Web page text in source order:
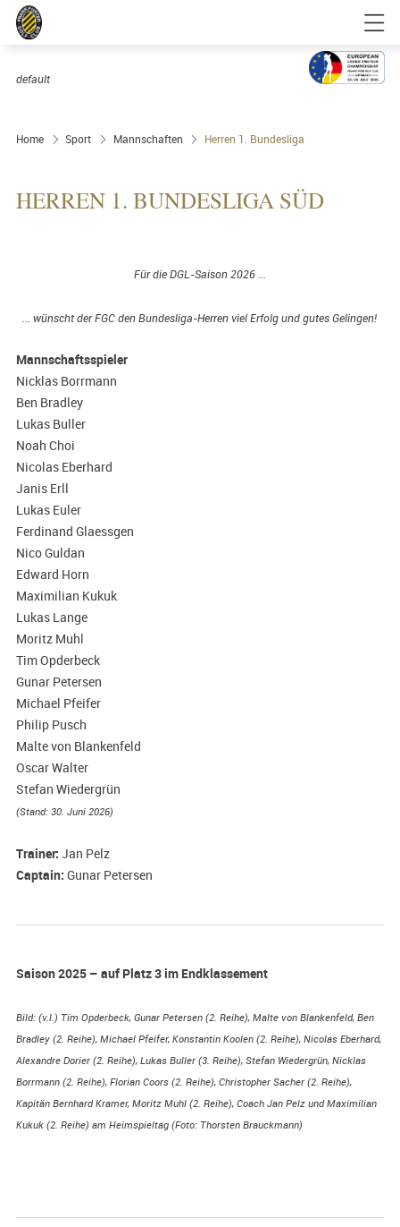
default
Home Sport Mannschaften Herren 1. Bundesliga
HERREN 1. BUNDESLIGA SÜD
Für die DGL-Saison 2026 ...
... wünscht der FGC den Bundesliga-Herren viel Erfolg und gutes Gelingen!
Mannschaftsspieler
Nicklas Borrmann
Ben Bradley
Lukas Buller
Noah Choi
Nicolas Eberhard
Janis Erll
Lukas Euler
Ferdinand Glaessgen
Nico Guldan
Edward Horn
Maximilian Kukuk
Lukas Lange
Moritz Muhl
Tim Opderbeck
Gunar Petersen
Michael Pfeifer
Philip Pusch
Malte von Blankenfeld
Oscar Walter
Stefan Wiedergrün
(Stand: 30. Juni 2026)
Trainer: Jan Pelz
Captain: Gunar Petersen
Saison 2025 – auf Platz 3 im Endklassement
Bild: (v.l.) Tim Opderbeck, Gunar Petersen (2. Reihe), Malte von Blankenfeld, Ben
Bradley (2. Reihe), Michael Pfeifer, Konstantin Koolen (2. Reihe), Nicolas Eberhard,
Alexandre Dorier (2. Reihe), Lukas Buller (3. Reihe), Stefan Wiedergrün, Nicklas
Borrmann (2. Reihe), Florian Coors (2. Reihe), Christopher Sacher (2. Reihe),
Kapitän Bernhard Kramer, Moritz Muhl (2. Reihe), Coach Jan Pelz und Maximilian
Kukuk (2. Reihe) am Heimspieltag (Foto: Thorsten Brauckmann)